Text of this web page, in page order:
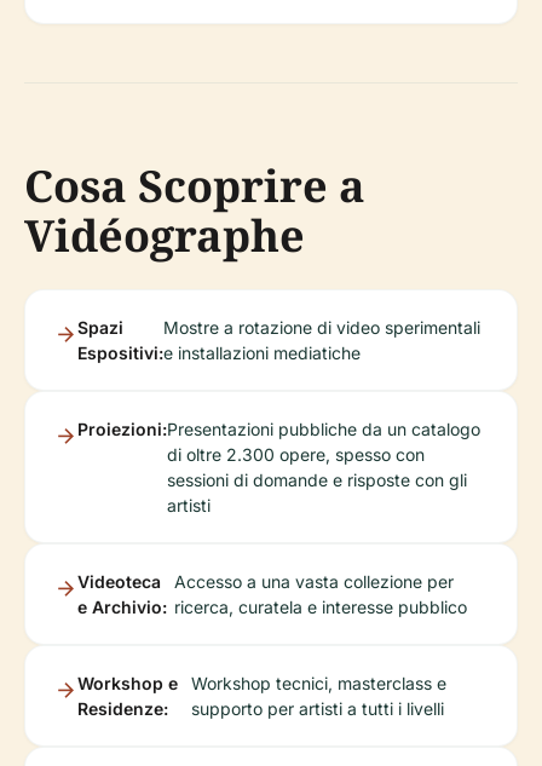
Cosa Scoprire a
Vidéographe
Spazi
Espositivi:
Mostre a rotazione di video sperimentali
e installazioni mediatiche
Proiezioni:Presentazioni pubbliche da un catalogo
di oltre 2.300 opere, spesso con
sessioni di domande e risposte con gli
artisti
Videoteca
e Archivio:
Accesso a una vasta collezione per
ricerca, curatela e interesse pubblico
Workshop e
Residenze:
Workshop tecnici, masterclass e
supporto per artisti a tutti i livelli